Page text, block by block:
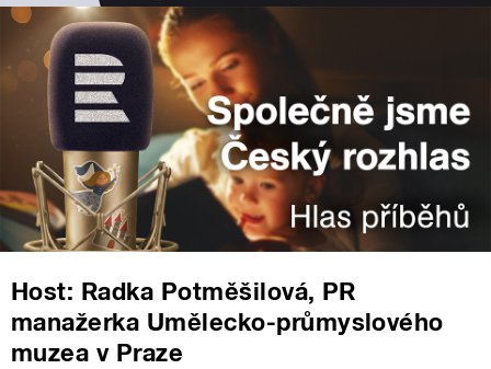
Host: Radka Potměšilová, PR
manažerka Umělecko-průmyslového
muzea v Praze